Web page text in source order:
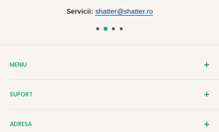
Servicii: shatter@shatter.ro
MENIU
Contact
Servicii Personalizare
SUPORT
Politica de Confidentialitate
ADRESA